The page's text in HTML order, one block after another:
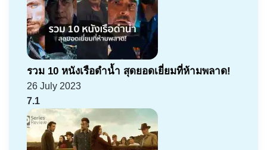
รวม 10 หนังเรือดำน้ำ สุดยอดเยี่ยมที่ห้ามพลาด!
26 July 2023
7.1